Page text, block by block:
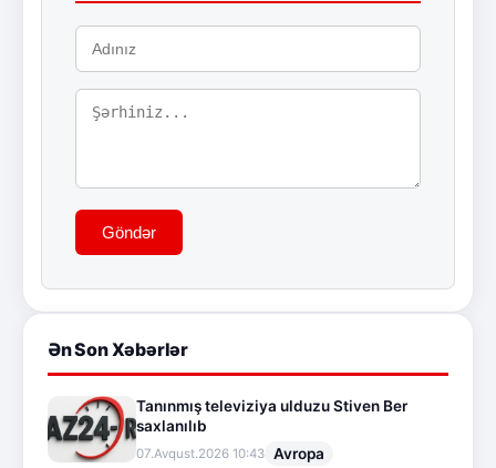
Göndər
Ən Son Xəbərlər
Tanınmış televiziya ulduzu Stiven Ber
saxlanılıb
07.Avqust.2026 10:43 Avropa